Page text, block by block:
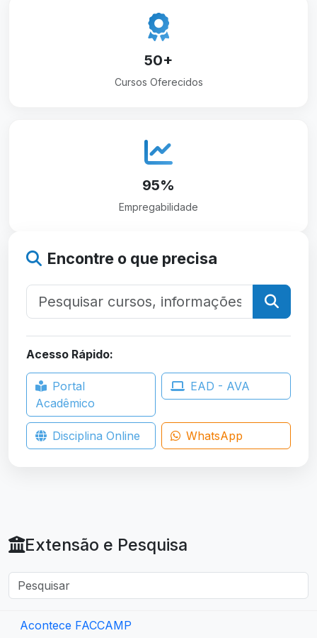
50+
Cursos Oferecidos
95%
Empregabilidade
Encontre o que precisa
Acesso Rápido:
Portal
Acadêmico
EAD - AVA
Disciplina Online WhatsApp
Extensão e Pesquisa
Acontece FACCAMP